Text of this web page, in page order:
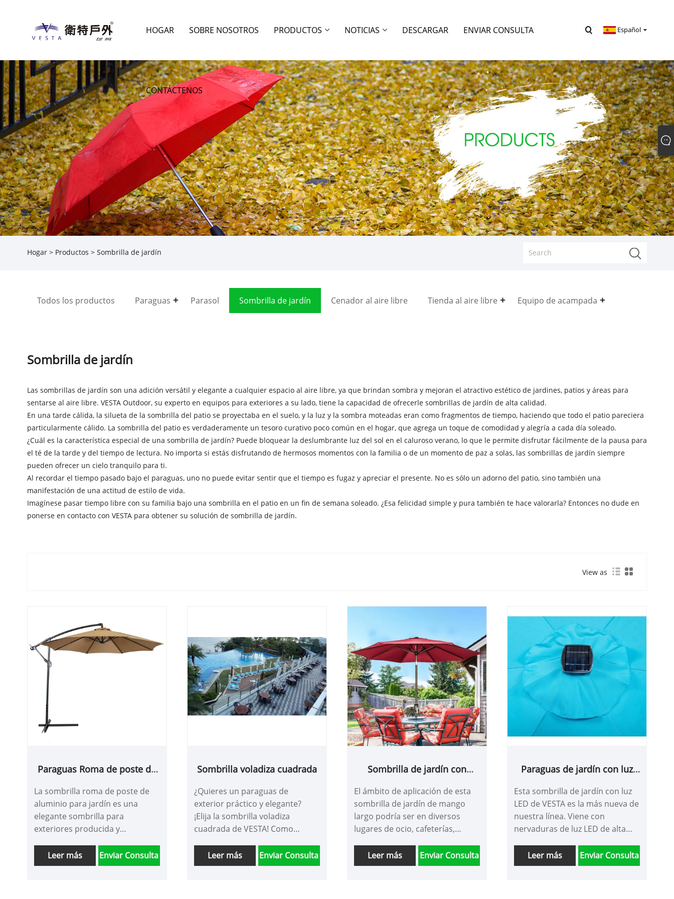
HOGAR SOBRE NOSOTROS PRODUCTOS NOTICIAS DESCARGAR ENVIAR CONSULTA
CONTÁCTENOS
Español
Hogar > Productos > Sombrilla de jardín
Todos los productos Paraguas Parasol Sombrilla de jardín Cenador al aire libre Tienda al aire libre Equipo de acampada
Sombrilla de jardín
Las sombrillas de jardín son una adición versátil y elegante a cualquier espacio al aire libre, ya que brindan sombra y mejoran el atractivo estético de jardines, patios y áreas para
sentarse al aire libre. VESTA Outdoor, su experto en equipos para exteriores a su lado, tiene la capacidad de ofrecerle sombrillas de jardín de alta calidad.
En una tarde cálida, la silueta de la sombrilla del patio se proyectaba en el suelo, y la luz y la sombra moteadas eran como fragmentos de tiempo, haciendo que todo el patio pareciera
particularmente cálido. La sombrilla del patio es verdaderamente un tesoro curativo poco común en el hogar, que agrega un toque de comodidad y alegría a cada día soleado.
¿Cuál es la característica especial de una sombrilla de jardín? Puede bloquear la deslumbrante luz del sol en el caluroso verano, lo que le permite disfrutar fácilmente de la pausa para
el té de la tarde y del tiempo de lectura. No importa si estás disfrutando de hermosos momentos con la familia o de un momento de paz a solas, las sombrillas de jardín siempre
pueden ofrecer un cielo tranquilo para ti.
Al recordar el tiempo pasado bajo el paraguas, uno no puede evitar sentir que el tiempo es fugaz y apreciar el presente. No es sólo un adorno del patio, sino también una
manifestación de una actitud de estilo de vida.
Imagínese pasar tiempo libre con su familia bajo una sombrilla en el patio en un fin de semana soleado. ¿Esa felicidad simple y pura también te hace valorarla? Entonces no dude en
ponerse en contacto con VESTA para obtener su solución de sombrilla de jardín.
View as
Paraguas Roma de poste de
La sombrilla roma de poste de
aluminio para jardín es una
elegante sombrilla para
exteriores producida y
Nuestra línea de producción es
muy completa e introducimos
Leer más Enviar Consulta
Sombrilla voladiza cuadrada
¿Quieres un paraguas de
exterior práctico y elegante?
¡Elija la sombrilla voladiza
cuadrada de VESTA! Como
con profesionales para controlar
el diseño y la calidad del
Leer más Enviar Consulta
Sombrilla de jardín con
El ámbito de aplicación de esta
sombrilla de jardín de mango
largo podría ser en diversos
lugares de ocio, cafeterías,
de té, césped, exteriores, playas,
calles de bares, calles
Leer más Enviar Consulta
Paraguas de jardín con luz
Esta sombrilla de jardín con luz
LED de VESTA es la más nueva de
nuestra línea. Viene con
nervaduras de luz LED de alta
comercial. Con este dosel
cuadrado de 11 pies X 11 pies,
Leer más Enviar Consulta